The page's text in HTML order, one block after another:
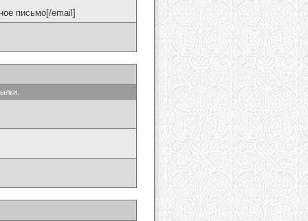
письмо[/email]